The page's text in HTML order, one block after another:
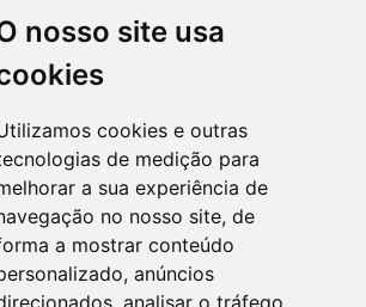
nosso site usa
cookies e outras
de medição para
a sua experiência de
no nosso site, de
a mostrar conteúdo
anúncios
analisar o tráfego
DO SUL
PARANÁ
153 Corumbataí - CEP: 86.970-000
(44) 99935-8828, (44) 99935-8839
Atendimento
Segunda a Sexta-feira
às 11:30h e das 13:00h às 17:00h